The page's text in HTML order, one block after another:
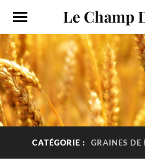
Le Champ
CATÉGORIE : GRAINES DE